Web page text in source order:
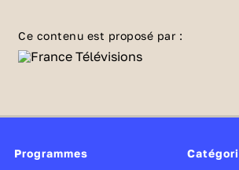
société démocratique ? Quels
rapports entreles institutions du
d'une population ? Vérifie tes
Ce contenu est proposé par :
Programmes